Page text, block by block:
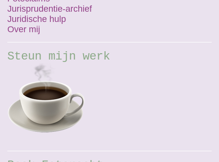
Jurisprudentie-archief
Juridische hulp
Over mij
Steun mijn werk